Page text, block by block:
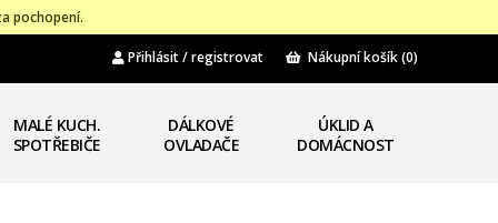
pochopení.
Přihlásit / registrovat Nákupní košík(0)
MALÉ KUCH.
SPOTŘEBIČE
DÁLKOVÉ
OVLADAČE
ÚKLID A
DOMÁCNOST